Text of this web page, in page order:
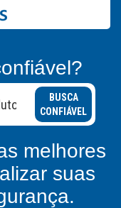
BUSCA
CONFIÁVEL
melhores
suas